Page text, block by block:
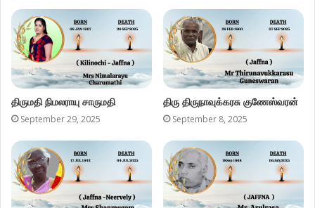
திருமதி நிமலராயு சாருமதி
September 29, 2025
திரு திருநாவுக்கரசு குணேஸ்வரன்
September 8, 2025